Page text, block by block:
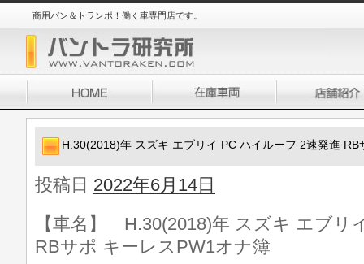
商用バン＆トランポ！働く車専門店です。
H.30(2018)年 スズキ エブリイ PC ハイルーフ 2速発進 RB
投稿日 2022年6月14日
【車名】 H.30(2018)年 スズキ エブリ
RBサポ キーレスPW1オナ簿